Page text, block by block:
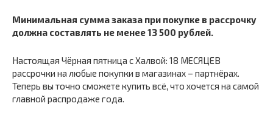
Минимальная сумма заказа при покупке в рассрочку
должна составлять не менее 13 500 рублей.
Настоящая Чёрная пятница с Халвой: 18 МЕСЯЦЕВ
рассрочки на любые покупки в магазинах – партнёрах.
Теперь вы точно сможете купить всё, что хочется на самой
главной распродаже года.